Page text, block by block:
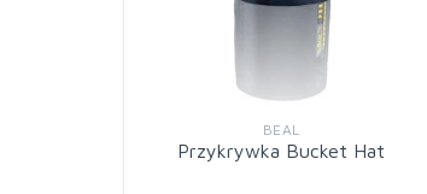
BEAL
Przykrywka Bucket Hat